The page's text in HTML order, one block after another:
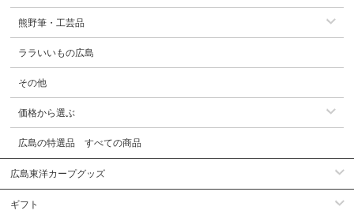
熊野筆・工芸品
ララいいもの広島
その他
価格から選ぶ
広島の特選品 すべての商品
広島東洋カープグッズ
ギフト